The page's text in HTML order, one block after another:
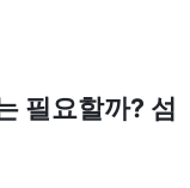
필요할까? 섬